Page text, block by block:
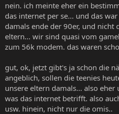
nein. ich meinte eher ein
das internet per se... und das
damals ende der 90er, und nicht
eltern... wir sind quasi vom
zum 56k modem. das waren
gut, ok, jetzt gibt's ja schon die
angeblich, sollen die teenies
unsere eltern damals... also
was das internet betrifft. also
usw. hinein, nicht nur die omis..